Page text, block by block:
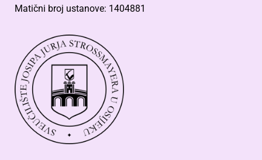
Matični broj ustanove: 1404881